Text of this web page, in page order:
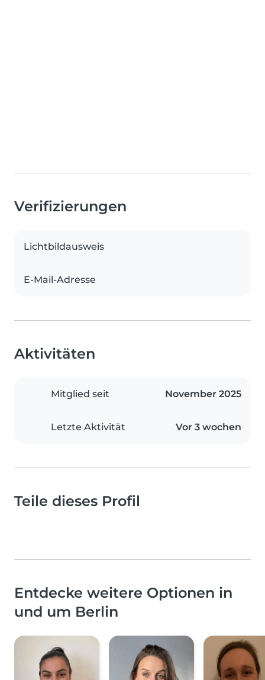
Verifizierungen
Lichtbildausweis
E-Mail-Adresse
Aktivitäten
Mitglied seit November 2025
Letzte Aktivität Vor 3 wochen
Teile dieses Profil
Entdecke weitere Optionen in
und um Berlin